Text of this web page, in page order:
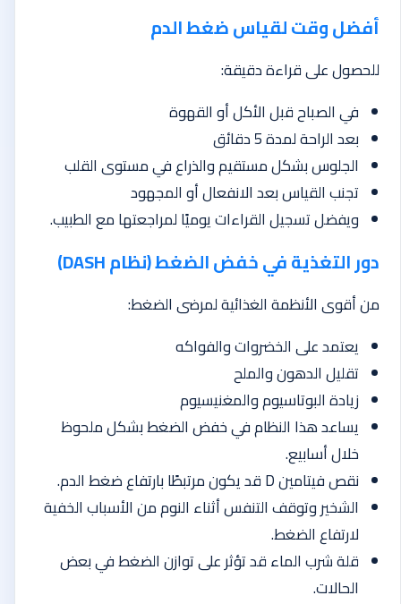
أفضل وقت لقياس ضغط الدم
للحصول على قراءة دقيقة:
في الصباح قبل الأكل أو القهوة
بعد الراحة لمدة 5 دقائق
الجلوس بشكل مستقيم والذراع في مستوى القلب
تجنب القياس بعد الانفعال أو المجهود
ويفضل تسجيل القراءات يوميًا لمراجعتها مع الطبيب.
دور التغذية في خفض الضغط (نظام DASH)
من أقوى الأنظمة الغذائية لمرضى الضغط:
يعتمد على الخضروات والفواكه
تقليل الدهون والملح
زيادة البوتاسيوم والمغنيسيوم
يساعد هذا النظام في خفض الضغط بشكل ملحوظ
خلال أسابيع.
نقص فيتامين D قد يكون مرتبطًا بارتفاع ضغط الدم.
الشخير وتوقف التنفس أثناء النوم من الأسباب الخفية
لارتفاع الضغط.
قلة شرب الماء قد تؤثر على توازن الضغط في بعض
الحالات.